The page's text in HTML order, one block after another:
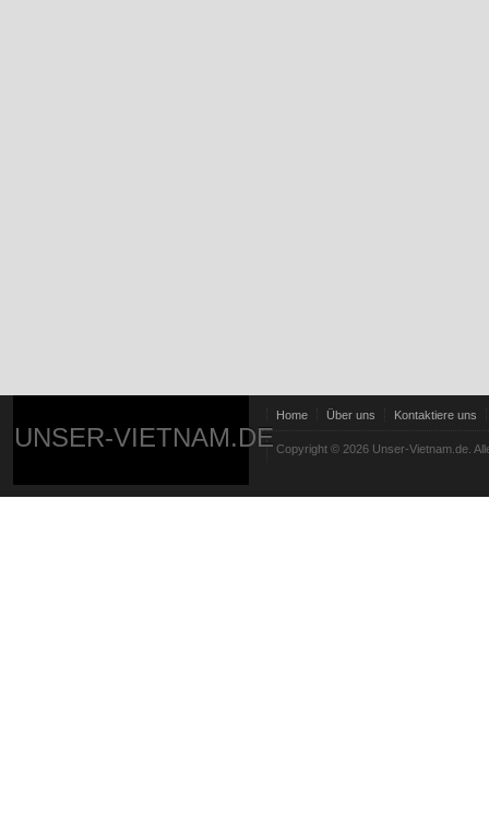
UNSER-VIETNAM.DE
Home Über uns Kontaktiere uns
Copyright © 2026 Unser-Vietnam.de.